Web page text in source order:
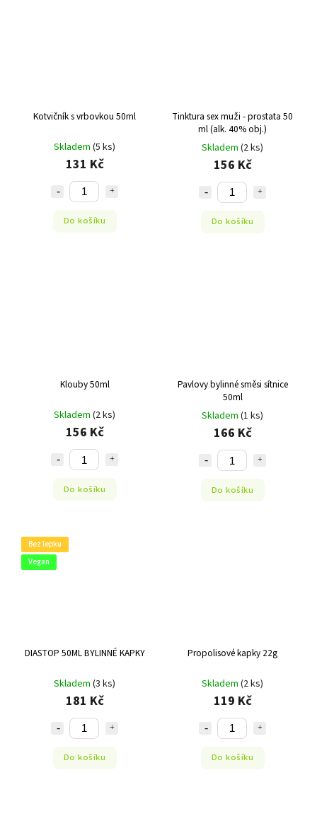
Kotvičník s vrbovkou 50ml
Skladem (5 ks)
131 Kč
Do košíku
Tinktura sex muži - prostata 50
ml (alk. 40% obj.)
Skladem (2 ks)
156 Kč
Do košíku
Klouby 50ml
Skladem (2 ks)
156 Kč
Do košíku
Pavlovy bylinné směsi sítnice
50ml
Skladem (1 ks)
166 Kč
Do košíku
Bez lepku
Vegan
DIASTOP 50ML BYLINNÉ KAPKY
Skladem (3 ks)
181 Kč
Do košíku
Propolisové kapky 22g
Skladem (2 ks)
119 Kč
Do košíku